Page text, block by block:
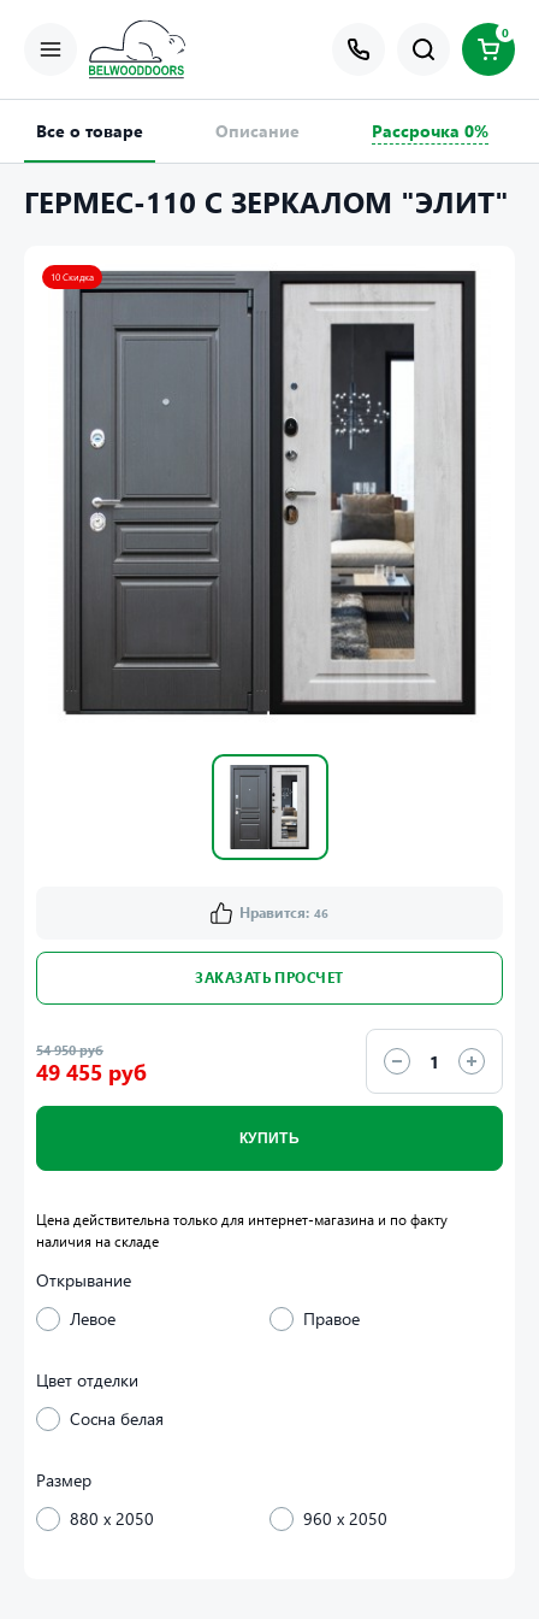
0
Все о товаре Описание Рассрочка 0%
ГЕРМЕС-110 С ЗЕРКАЛОМ "ЭЛИТ"
Нравится: 46
ЗАКАЗАТЬ ПРОСЧЕТ
54 950 руб
49 455 руб
КУПИТЬ
10 Скидка
Открывание
Левое
Правое
Цвет отделки
Сосна белая
Размер
880 x 2050
960 x 2050
Цена действительна только для интернет-магазина и по факту
наличия на складе